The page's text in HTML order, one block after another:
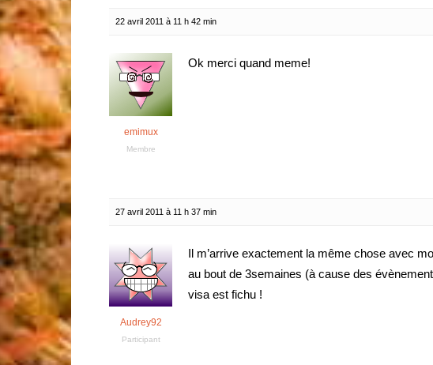
22 avril 2011 à 11 h 42 min
emimux
Membre
Ok merci quand meme!
27 avril 2011 à 11 h 37 min
Audrey92
Participant
Il m’arrive exactement la même chose avec
au bout de 3semaines (à cause des
visa est fichu !